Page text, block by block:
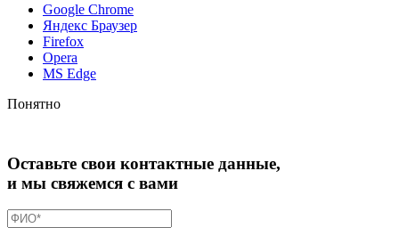
Google Chrome
Яндекс Браузер
Firefox
Opera
MS Edge
Понятно
Оставьте свои контактные данные,
и мы свяжемся с вами